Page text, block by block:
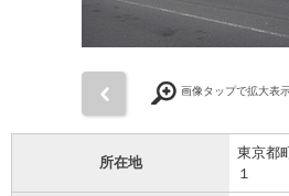
画像タップで拡大表
所在地
東京都
１